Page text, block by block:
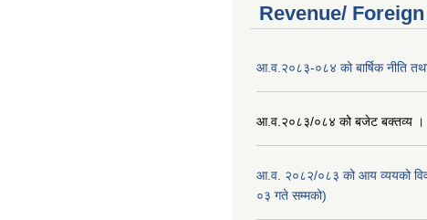
Revenue/
आ.व.२०८३-०८४ को बार्षिक नीति
आ.व.२०८३/०८४ को बजेट बक्तव्य ।
आ.व. २०८२/०८३ को आय व्ययको
०३ गते सम्मको)